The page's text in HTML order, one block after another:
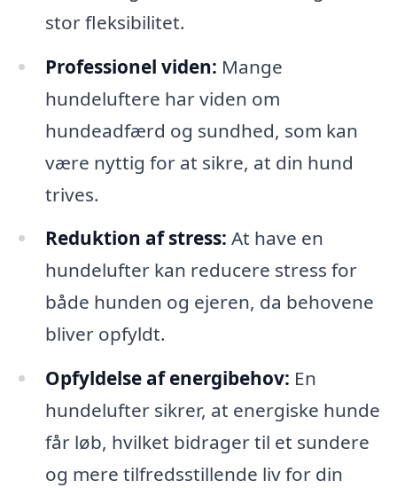
stor fleksibilitet.
Professionel viden: Mange
hundeluftere har viden om
hundeadfærd og sundhed, som kan
være nyttig for at sikre, at din hund
trives.
Reduktion af stress: At have en
hundelufter kan reducere stress for
både hunden og ejeren, da behovene
bliver opfyldt.
Opfyldelse af energibehov: En
hundelufter sikrer, at energiske hunde
får løb, hvilket bidrager til et sundere
og mere tilfredsstillende liv for din